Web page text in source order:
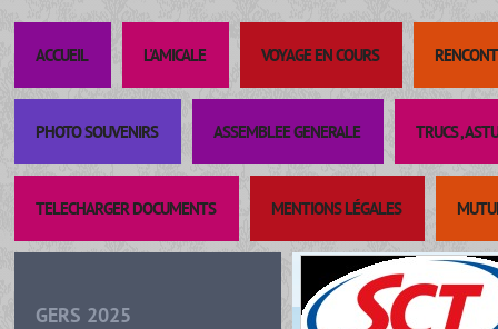
ACCUEIL L'AMICALE VOYAGE EN COURS
PHOTO SOUVENIRS ASSEMBLEE GENERALE TRUCS ,
TELECHARGER DOCUMENTS MENTIONS LÉGALES
GERS 2025